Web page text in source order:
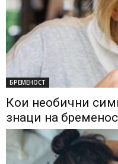
БРЕМЕНОСТ
Кои необични
знаци на